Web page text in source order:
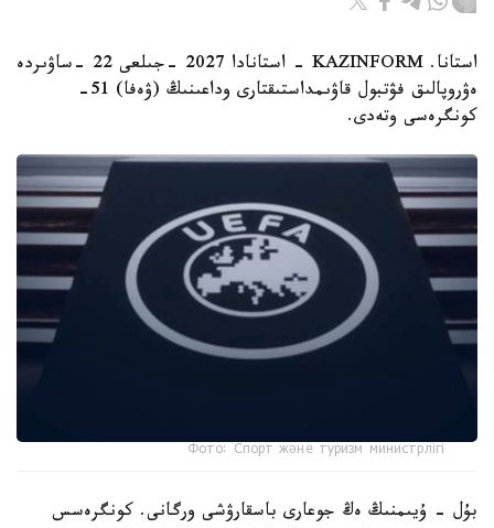
استانا. KAZINFORM - استانادا 2027 -جىلعى 22 -ساۋىردە
ەۋروپالىق فۋتبول قاۋىمداستىقتارى وداعىنىڭ (ۋەفا) 51-
كونگرەسى وتەدى.
Фото: Спорт және туризм министрлігі
بۇل - ۇيىمنىڭ ەڭ جوعارى باسقارۋشى ورگانى. كونگرەسس